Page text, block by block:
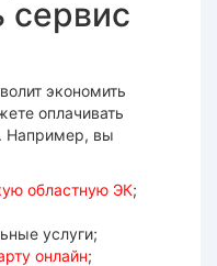
сервис
экономить
оплачивать
Например, вы
областную ЭК;
услуги;
онлайн;